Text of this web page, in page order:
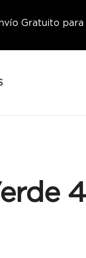
Gratuito